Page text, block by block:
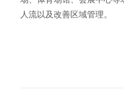
人流以及改善区域管理。